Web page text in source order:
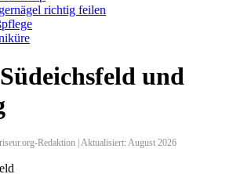
richtig feilen
und
Redaktion | Aktualisiert: August 2026